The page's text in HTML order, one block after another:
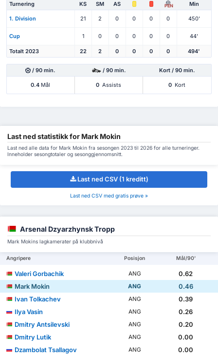
Turnering KS SM AS PEN Min
1. Division 21 2 0 0 0 0 450'
Cup 1 0 0 0 0 0 44'
Totalt 2023 22 2 0 0 0 0 494'
/ 90 min. / 90 min. Kort / 90 min.
0.4 Mål 0 Assists 0 Kort
Last ned statistikk for Mark Mokin
Last ned alle data for Mark Mokin fra sesongen 2023 til 2026 for alle turneringer.
Inneholder sesongtotaler og sesonggjennomsnitt.
Last ned CSV (1 kreditt)
Last ned CSV med gratis prøve »
Arsenal Dzyarzhynsk Tropp
Mark Mokins lagkamerater på klubbnivå
Angripere Posisjon Mål/90'
Valeri Gorbachik ANG
0.62
Mark Mokin
ANG
0.46
Ivan Tolkachev
ANG
0.39
Ilya Vasin
ANG
0.26
Dmitry Antsilevski
ANG
0.20
Dmitry Lutik
ANG
0.00
Dzambolat Tsallagov
ANG 0.00